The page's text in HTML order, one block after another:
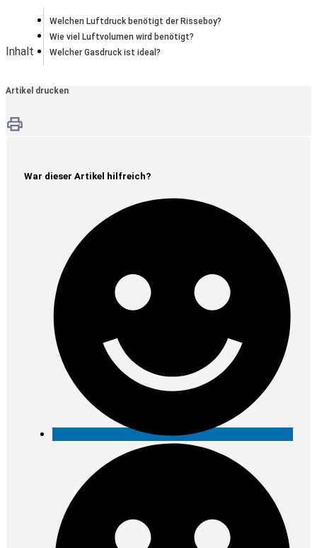
Inhalt
Welchen Luftdruck benötigt der Risseboy?
Wie viel Luftvolumen wird benötigt?
Welcher Gasdruck ist ideal?
Artikel drucken
War dieser Artikel hilfreich?